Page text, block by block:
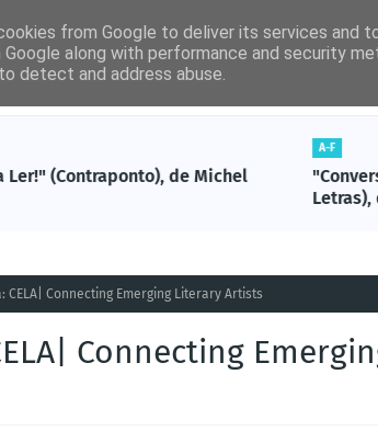
Entrevistas Livros (por ordem alfabética)
de Michel
"Conversas com
Letras), de
CELA| Connecting Emerging Literary Artists
Connecting
from Google to deliver its services and
Google along with performance and security
detect and address abuse.